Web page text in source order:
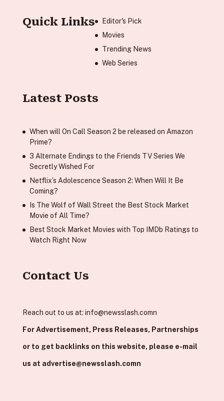
Quick Links
Editor's Pick
Movies
Trending News
Web Series
Latest Posts
When will On Call Season 2 be released on Amazon
Prime?
3 Alternate Endings to the Friends TV Series We
Secretly Wished For
Netflix’s Adolescence Season 2: When Will It Be
Coming?
Is The Wolf of Wall Street the Best Stock Market
Movie of All Time?
Best Stock Market Movies with Top IMDb Ratings to
Watch Right Now
Contact Us
Reach out to us at: info@newsslash.comn
For Advertisement, Press Releases, Partnerships
or to get backlinks on this website, please e-mail
us at advertise@newsslash.comn